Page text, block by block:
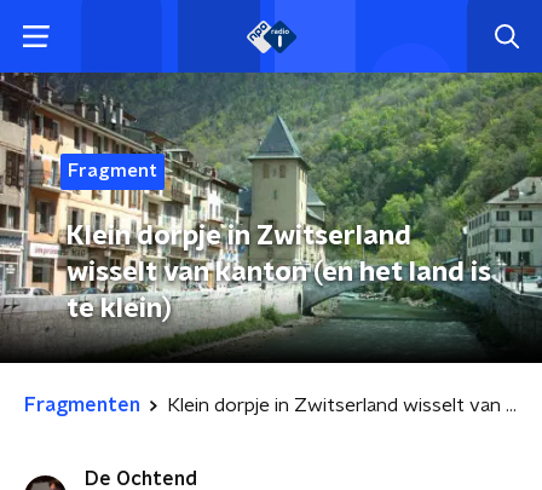
Fragment
Klein dorpje in Zwitserland
wisselt van kanton (en het land is
te klein)
Fragmenten Klein dorpje in Zwitserland wisselt van kanton (en het land is te klein)
De Ochtend